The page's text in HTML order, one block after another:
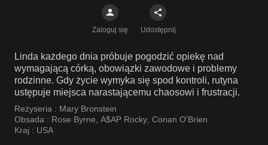
Zaloguj się Udostępnij
Linda każdego dnia próbuje pogodzić opiekę nad
wymagającą córką, obowiązki zawodowe i problemy
rodzinne. Gdy życie wymyka się spod kontroli, rutyna
ustępuje miejsca narastającemu chaosowi i frustracji.
Reżyseria : Mary Bronstein
Obsada : Rose Byrne, A$AP Rocky, Conan O'Brien
Kraj : USA